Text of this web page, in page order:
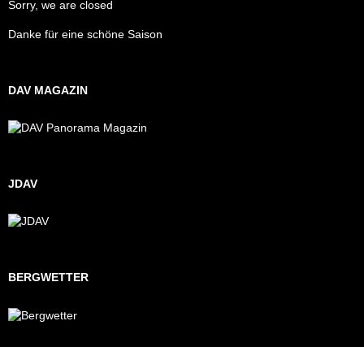
Sorry, we are closed
Danke für eine schöne Saison
DAV MAGAZIN
JDAV
BERGWETTER